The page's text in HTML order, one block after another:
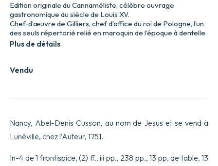
Vendu
Edition originale du Cannaméliste, célèbre ouvrage
gastronomique du siècle de Louis XV.
Chef‑d’œuvre de Gilliers, chef d’office du roi de Pologne, l’un
des seuls répertorié relié en maroquin de l’époque à dentelle.
Plus de détails
Nancy, Abel-Denis Cusson, au nom de Jesus et se vend à
Lunéville, chez l’Auteur, 1751.
In-4 de 1 frontispice, (2) ff., iii pp., 238 pp., 13 pp. de table, 13